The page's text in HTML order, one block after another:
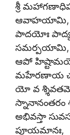
శ్రీ
ఆవాహయామి,
పాదయోః
సమర్పయామి,
ఆపో
మహేరణాయ
యో వ
అభివస్తా
పూయమానః,